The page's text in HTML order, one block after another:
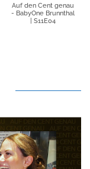
Auf den Cent genau
- BabyOne Brunnthal
| S11E04